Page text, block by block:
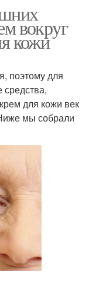
вокруг
кожи
поэтому для
средства,
для кожи век
мы собрали